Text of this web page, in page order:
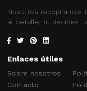
Nosotros recopilamos
al detalle, tú decides
Enlaces útiles
Sobre nosotros
Contacto